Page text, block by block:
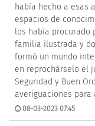
había hecho a esas
espacios de
los había procurado
familia ilustrada y
formó un mundo
en reprochárselo el
Seguridad y Buen
averiguaciones
08-03-2023 07:45